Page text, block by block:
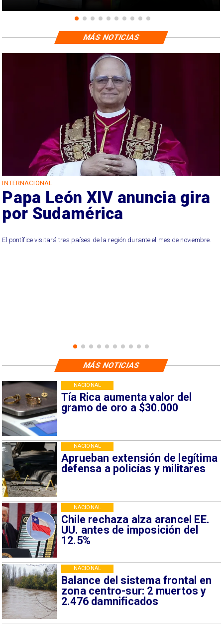
INTERNACIONAL
Papa León XIV anuncia gira
por Sudamérica
El pontífice visitará tres países de la región durante el mes de noviembre.
MÁS NOTICIAS
Tía Rica aumenta valor del
gramo de oro a $30.000
NACIONAL
Aprueban extensión de legítima
defensa a policías y militares
NACIONAL
Chile rechaza alza arancel EE.
UU. antes de imposición del
12.5%
NACIONAL
Balance del sistema frontal en
zona centro-sur: 2 muertos y
2.476 damnificados
NACIONAL
MÁS NOTICIAS